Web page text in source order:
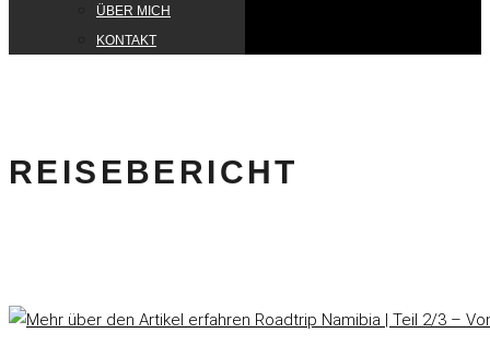
ÜBER MICH
KONTAKT
REISEBERICHT